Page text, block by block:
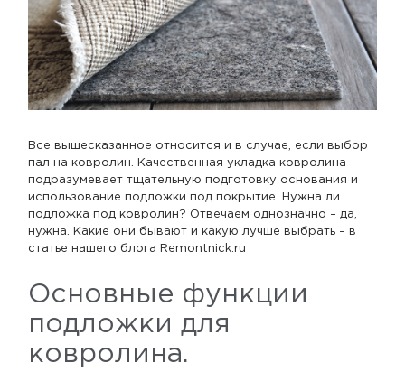
Все вышесказанное относится и в случае, если выбор
пал на ковролин. Качественная укладка ковролина
подразумевает тщательную подготовку основания и
использование подложки под покрытие. Нужна ли
подложка под ковролин? Отвечаем однозначно – да,
нужна. Какие они бывают и какую лучше выбрать – в
статье нашего блога Remontnick.ru
Основные функции
подложки для
ковролина.